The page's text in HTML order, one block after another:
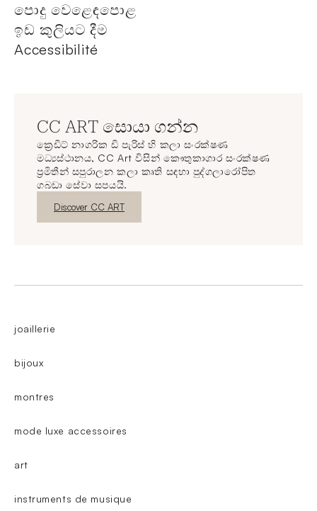
පොදු වෙළෙඳපොළ
ඉඩ කුලියට දීම
Accessibilité
CC ART සොයා ගන්න
ක්‍රෙඩිට් නාගරික ඩි පැරිස් හි කලා සංරක්ෂණ
මධ්‍යස්ථානය, CC Art විසින් කෞතුකාගාර සංරක්ෂණ
ප්‍රමිතීන් සපුරාලන කලා කෘති සඳහා පුද්ගලාරෝපිත
ගබඩා සේවා සපයයි.
නව කවුළුව
Discover CC ART
joaillerie
bijoux
montres
mode luxe accessoires
art
instruments de musique